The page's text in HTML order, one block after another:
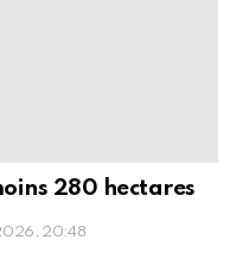
280 hectares
20:48